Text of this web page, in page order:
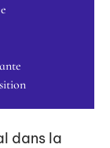
dans la